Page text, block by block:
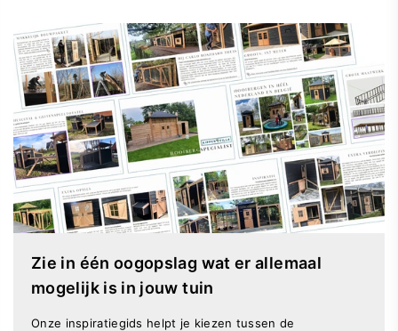
Zie in één oogopslag wat er allemaal
mogelijk is in jouw tuin
Onze inspiratiegids helpt je kiezen tussen de